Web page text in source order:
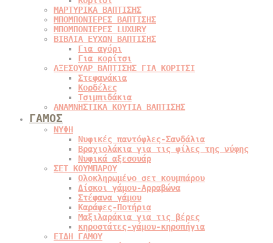
ΜΑΡΤΥΡΙΚΑ ΒΑΠΤΙΣΗΣ
ΜΠΟΜΠΟΝΙΕΡΕΣ ΒΑΠΤΙΣΗΣ
ΜΠΟΜΠΟΝΙΕΡΕΣ LUXURY
ΒΙΒΛΙΑ ΕΥΧΩΝ ΒΑΠΤΙΣΗΣ
Για αγόρι
Για κορίτσι
ΑΞΕΣΟΥΑΡ ΒΑΠΤΙΣΗΣ ΓΙΑ ΚΟΡΙΤΣΙ
Στεφανάκια
Κορδέλες
Τσιμπιδάκια
ΑΝΑΜΝΗΣΤΙΚΑ ΚΟΥΤΙΑ ΒΑΠΤΙΣΗΣ
ΓΑΜΟΣ
ΝΥΦΗ
Νυφικές παντόφλες-Σανδάλια
Βραχιολάκια για τις φίλες της νύφης
Νυφικά αξεσουάρ
ΣΕΤ ΚΟΥΜΠΑΡΟΥ
Ολοκληρωμένο σετ κουμπάρου
Δίσκοι γάμου-Αρραβώνα
Στέφανα γάμου
Καράφες-Ποτήρια
Μαξιλαράκια για τις βέρες
κηροστάτες-γάμου-κηροπήγια
ΕΙΔΗ ΓΑΜΟΥ